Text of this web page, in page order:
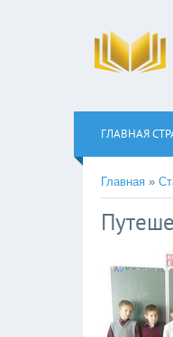
ГЛАВНАЯ
Главная »